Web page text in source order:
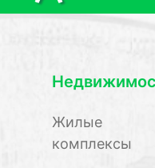
Жилые
комплексы